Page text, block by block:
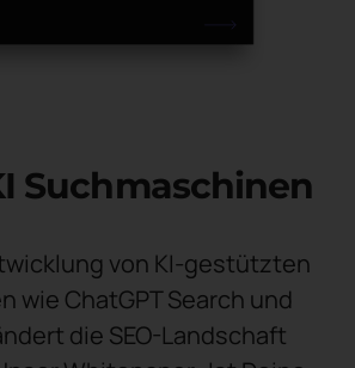
Suchmaschinen
von KI-gestützten
wie ChatGPT Search und
die SEO-Landschaft